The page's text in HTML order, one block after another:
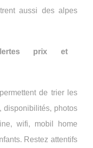
aussi des alpes
prix et
de trier les
disponibilités, photos
wifi, mobil home
Restez attentifs